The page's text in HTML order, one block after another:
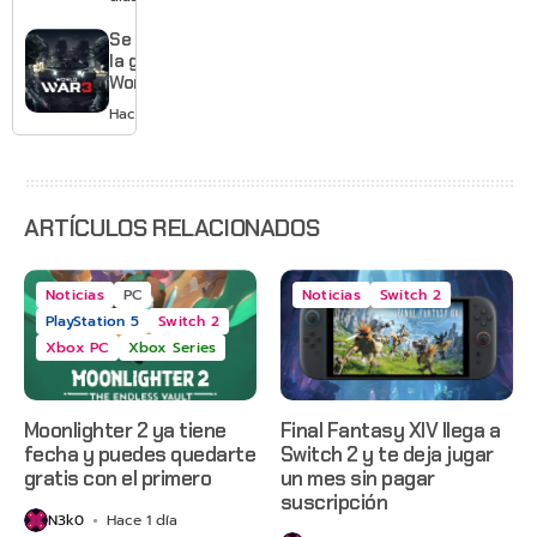
War: E-
Day,
Grounded
Se acabó
la guerra:
World War
3 apaga
sus
Hace 3 días
ARTÍCULOS RELACIONADOS
Noticias
PC
PlayStation 5
Switch 2
Xbox PC
Xbox Series
Moonlighter 2 ya tiene
fecha y puedes quedarte
gratis con el primero
N3k0 Hace 1 día
Noticias Switch 2
Final Fantasy XIV llega a
Switch 2 y te deja jugar
un mes sin pagar
suscripción